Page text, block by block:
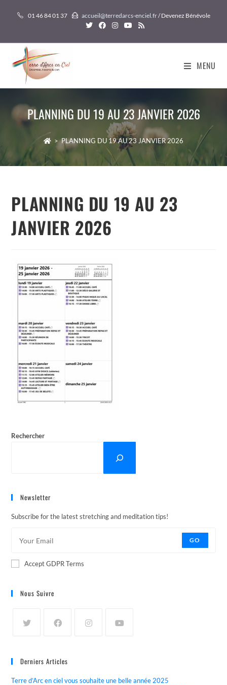
01 46 84 01 37 accueil@terredarcs-enciel.fr/ Devenez Bénévole
MENU
PLANNING DU 19 AU 23 JANVIER 2026
> PLANNING DU 19 AU 23 JANVIER 2026
PLANNING DU 19 AU 23
JANVIER 2026
Rechercher
Newsletter
Subscribe for the latest stretching and meditation tips!
GO
Accept GDPR Terms
Nous Suivre
Derniers Articles
Terre d’Arc en ciel vous souhaite une belle année 2025